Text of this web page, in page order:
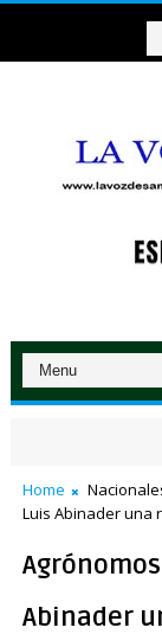
ganador de
Home
Luis Abinader una
Abinader